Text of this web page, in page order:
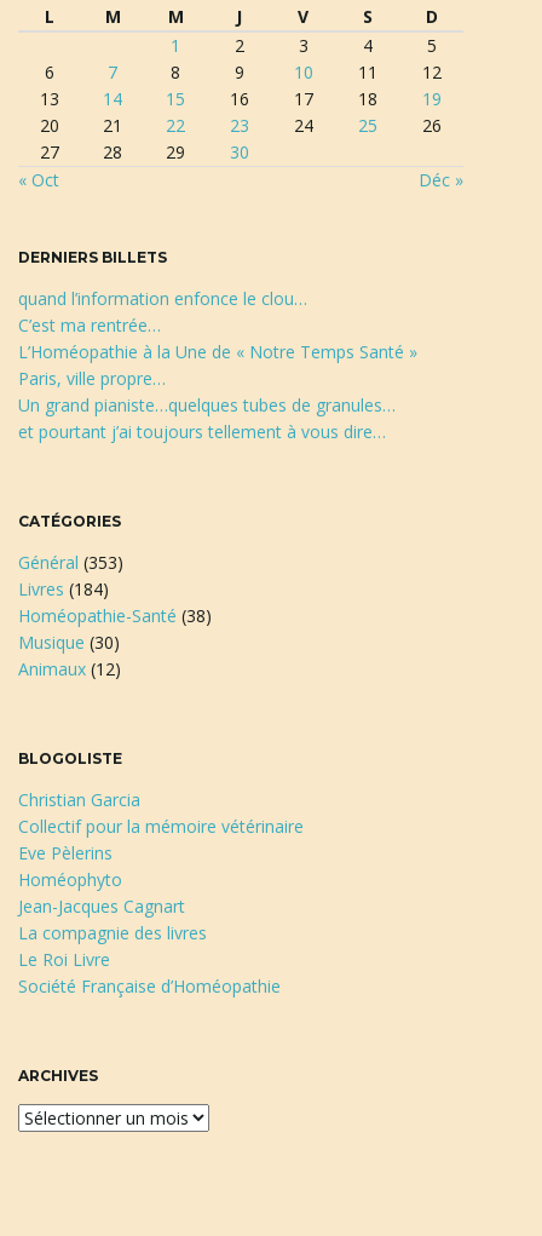
r
e
L
M M J V S D
« Oct Déc »
1 2 3 4
5
6
7 8 9 10 11
12
13
14 15 16 17 18
19
20
21 22 23 24 25
26
27
28 29 30
DERNIERS BILLETS
quand l’information enfonce le clou…
C’est ma rentrée…
L’Homéopathie à la Une de « Notre Temps Santé »
Paris, ville propre…
Un grand pianiste…quelques tubes de granules…
et pourtant j’ai toujours tellement à vous dire…
CATÉGORIES
Général (353)
Livres (184)
Homéopathie-Santé (38)
Musique (30)
Animaux (12)
BLOGOLISTE
Christian Garcia
Collectif pour la mémoire vétérinaire
Eve Pèlerins
Homéophyto
Jean-Jacques Cagnart
La compagnie des livres
Le Roi Livre
Société Française d’Homéopathie
ARCHIVES
A